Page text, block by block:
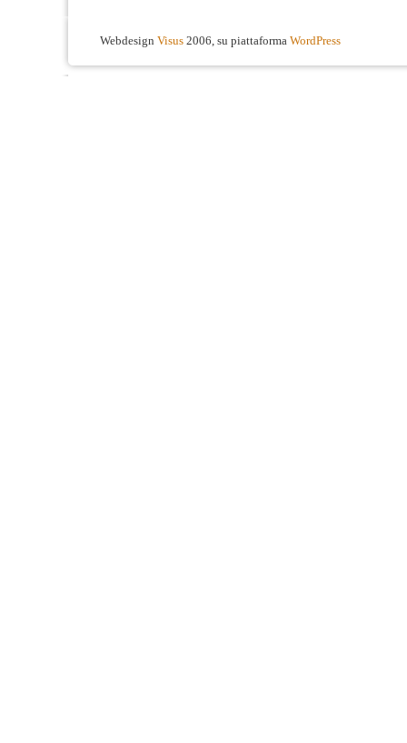
Webdesign Visus 2006, su piattaforma WordPress